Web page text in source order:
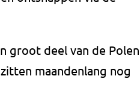
groot deel van de Polen
maandenlang nog